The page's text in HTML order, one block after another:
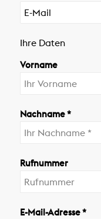
Ihre Daten
Vorname
Nachname *
Rufnummer
E-Mail-Adresse *